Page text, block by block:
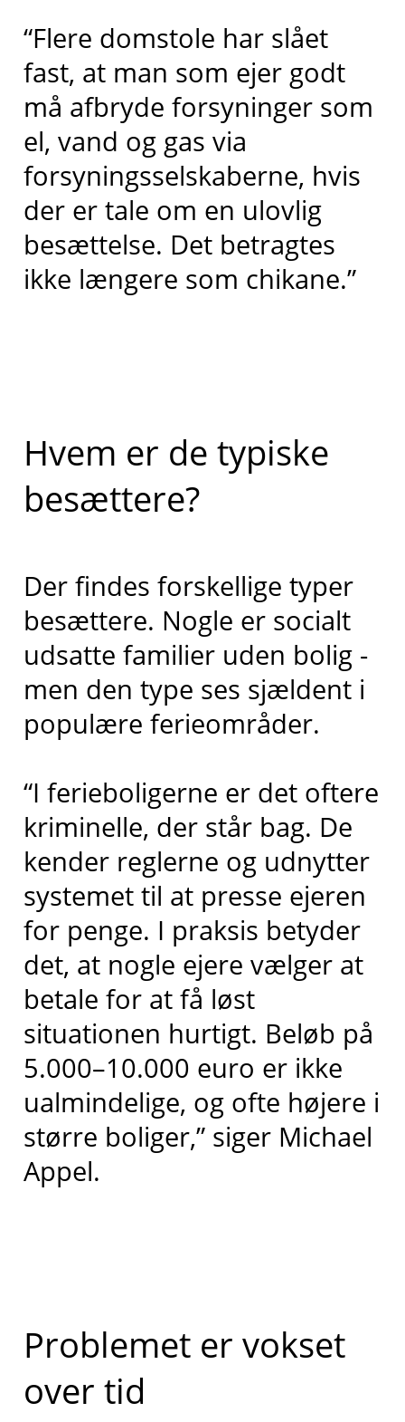
“Flere domstole har slået
fast, at man som ejer godt
må afbryde forsyninger som
el, vand og gas via
forsyningsselskaberne, hvis
der er tale om en ulovlig
besættelse. Det betragtes
ikke længere som chikane.”
Hvem er de typiske
besættere?
Der findes forskellige typer
besættere. Nogle er socialt
udsatte familier uden bolig -
men den type ses sjældent i
populære ferieområder.
“I ferieboligerne er det oftere
kriminelle, der står bag. De
kender reglerne og udnytter
systemet til at presse ejeren
for penge. I praksis betyder
det, at nogle ejere vælger at
betale for at få løst
situationen hurtigt. Beløb på
5.000–10.000 euro er ikke
ualmindelige, og ofte højere i
større boliger,” siger Michael
Appel.
Problemet er vokset
over tid